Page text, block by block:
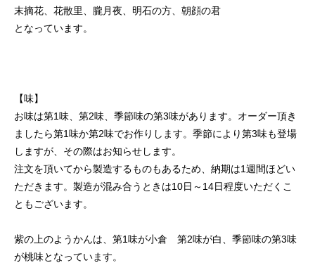
末摘花、花散里、朧月夜、明石の方、朝顔の君
となっています。
【味】
お味は第1味、第2味、季節味の第3味があります。オーダー頂き
ましたら第1味か第2味でお作りします。季節により第3味も登場
しますが、その際はお知らせします。
注文を頂いてから製造するものもあるため、納期は1週間ほどい
ただきます。製造が混み合うときは10日～14日程度いただくこ
ともございます。
紫の上のようかんは、第1味が小倉 第2味が白、季節味の第3味
が桃味となっています。